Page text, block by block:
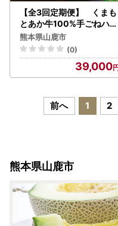
【全3回定期便】 くまも
とあか牛100%手ごねハン
バーグ 和風味（約140ｇ×
３個） 【有限会社スイー
トサプライなかぞの】[ZB
熊本県山鹿市
(0)
39,000
前へ 1 2
熊本県山鹿市